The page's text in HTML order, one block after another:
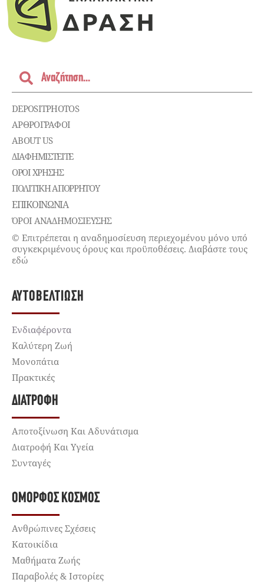
DEPOSITPHOTOS
ΑΡΘΡΟΓΡΑΦΟΙ
ABOUT US
ΔΙΑΦΗΜΙΣΤΕΊΤΕ
ΌΡΟΙ ΧΡΉΣΗΣ
ΠΟΛΙΤΙΚΉ ΑΠΟΡΡΉΤΟΥ
ΕΠΙΚΟΙΝΩΝΊΑ
ΌΡΟΙ ΑΝΑΔΗΜΟΣΙΕΥΣΗΣ
© Επιτρέπεται η αναδημοσίευση περιεχομένου μόνο υπό
συγκεκριμένους όρους και προϋποθέσεις. Διαβάστε τους
εδώ
ΑΥΤΟΒΕΛΤΊΩΣΗ
Ενδιαφέροντα
Καλύτερη Ζωή
Μονοπάτια
Πρακτικές
ΔΙΑΤΡΟΦΉ
Αποτοξίνωση Και Αδυνάτισμα
Διατροφή Και Υγεία
Συνταγές
ΌΜΟΡΦΟΣ ΚΌΣΜΟΣ
Ανθρώπινες Σχέσεις
Κατοικίδια
Μαθήματα Ζωής
Παραβολές & Ιστορίες